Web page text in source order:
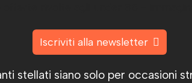
Iscriviti alla newsletter
stellati siano solo per occasioni